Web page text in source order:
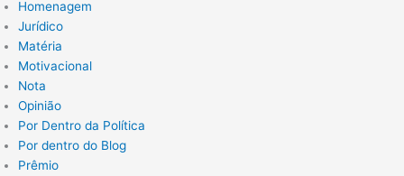
Homenagem
Jurídico
Matéria
Motivacional
Nota
Opinião
Por Dentro da Política
Por dentro do Blog
Prêmio